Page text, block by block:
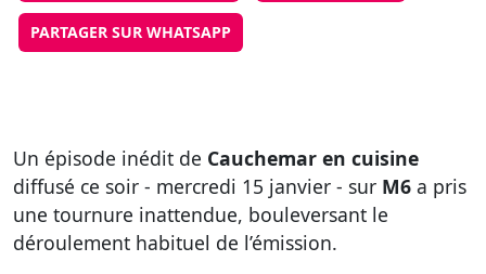
PARTAGER SUR WHATSAPP
Un épisode inédit de Cauchemar en cuisine
diffusé ce soir - mercredi 15 janvier - sur M6 a pris
une tournure inattendue, bouleversant le
déroulement habituel de l’émission.